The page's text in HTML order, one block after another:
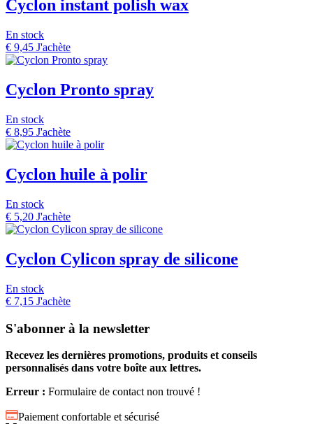
Cyclon instant polish wax
En stock
€ 9,45 J'achète
Cyclon Pronto spray
En stock
€ 8,95 J'achète
Cyclon huile à polir
En stock
€ 5,20 J'achète
Cyclon Cylicon spray de silicone
En stock
€ 7,15 J'achète
S'abonner à la newsletter
Recevez les dernières promotions, produits et conseils
personnalisés dans votre boîte aux lettres.
Erreur : Formulaire de contact non trouvé !
Paiement confortable et sécurisé